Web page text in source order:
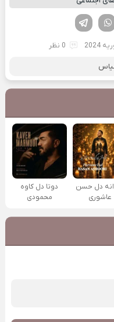
لینکدین
0 نظر
دل حسن
عاشوری
دوتا دل کاوه
محمودی